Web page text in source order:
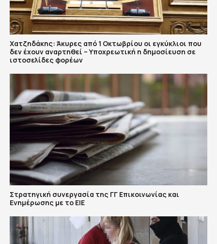
Χατζηδάκης: Άκυρες από 1 Οκτωβρίου οι εγκύκλιοι που
δεν έχουν αναρτηθεί – Υποχρεωτική η δημοσίευση σε
ιστοσελίδες φορέων
Στρατηγική συνεργασία της ΓΓ Επικοινωνίας και
Ενημέρωσης με το ΕΙΕ